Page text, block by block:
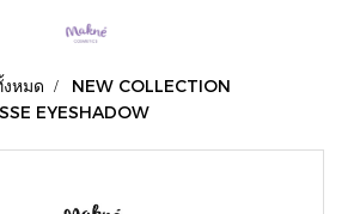
หมด
NEW COLLECTION
EYESHADOW